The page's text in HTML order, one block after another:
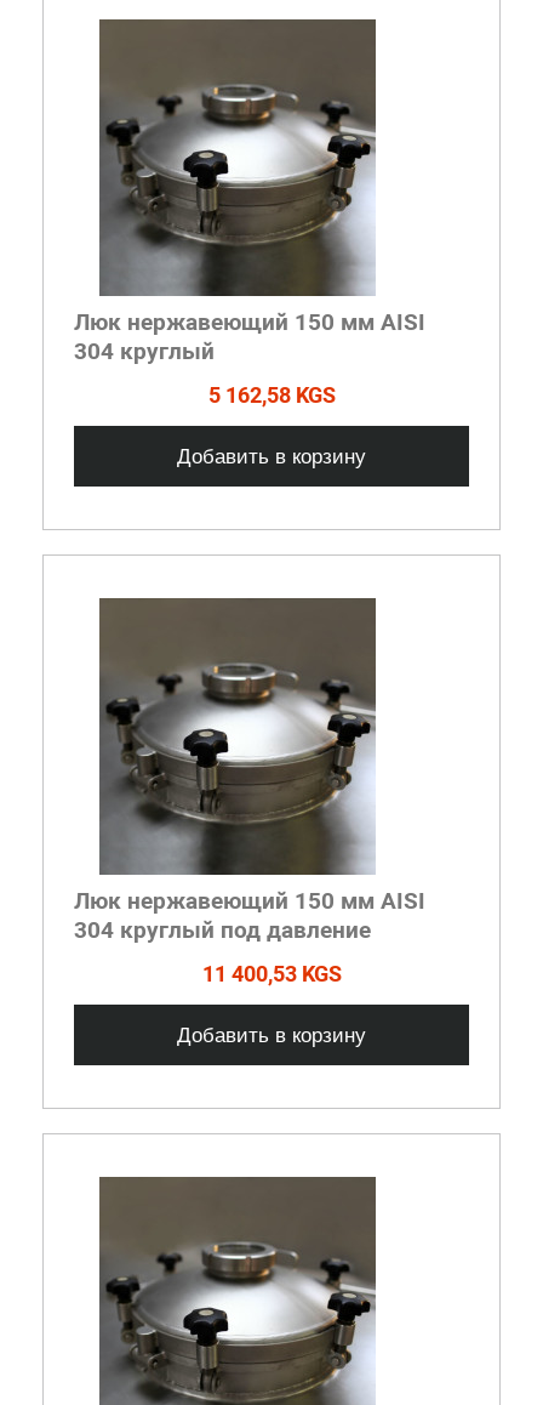
Люк нержавеющий 150 мм AISI
304 круглый
5 162,58 KGS
Добавить в корзину
Люк нержавеющий 150 мм AISI
304 круглый под давление
11 400,53 KGS
Добавить в корзину